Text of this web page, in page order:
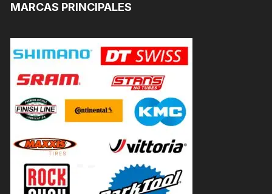
MARCAS PRINCIPALES